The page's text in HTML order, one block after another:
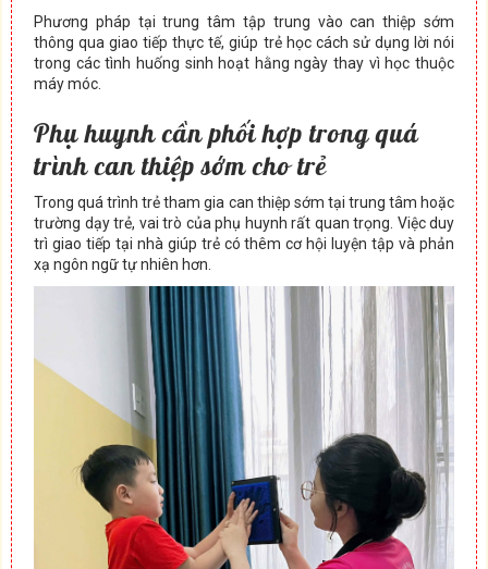
Phương pháp tại trung tâm tập trung vào can thiệp sớm
thông qua giao tiếp thực tế, giúp trẻ học cách sử dụng lời nói
trong các tình huống sinh hoạt hằng ngày thay vì học thuộc
máy móc.
Phụ huynh cần phối hợp trong quá
trình can thiệp sớm cho trẻ
Trong quá trình trẻ tham gia can thiệp sớm tại trung tâm hoặc
trường dạy trẻ, vai trò của phụ huynh rất quan trọng. Việc duy
trì giao tiếp tại nhà giúp trẻ có thêm cơ hội luyện tập và phản
xạ ngôn ngữ tự nhiên hơn.